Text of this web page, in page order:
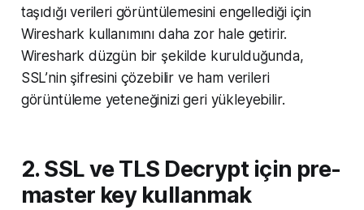
taşıdığı verileri görüntülemesini engellediği için
Wireshark kullanımını daha zor hale getirir.
Wireshark düzgün bir şekilde kurulduğunda,
SSL’nin şifresini çözebilir ve ham verileri
görüntüleme yeteneğinizi geri yükleyebilir.
2. SSL ve TLS Decrypt için pre-
master key kullanmak